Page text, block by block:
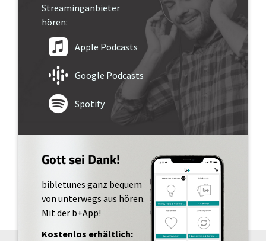
Streaminganbieter
hören:
Apple Podcasts
Google Podcasts
Spotify
Gott sei Dank!
bibletunes ganz bequem
von unterwegs aus hören.
Mit der b+App!
Kostenlos erhältlich: